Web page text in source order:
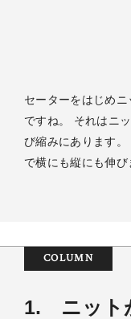
セーターをはじめ
ですね。 それはニ
び縮みにあります
で横にも縦にも伸
COLUMN
1. ニット